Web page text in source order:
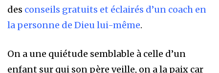
des conseils gratuits et éclairés d’un coach en
la personne de Dieu lui-même.
On a une quiétude semblable à celle d’un
enfant sur qui son père veille, on a la paix car